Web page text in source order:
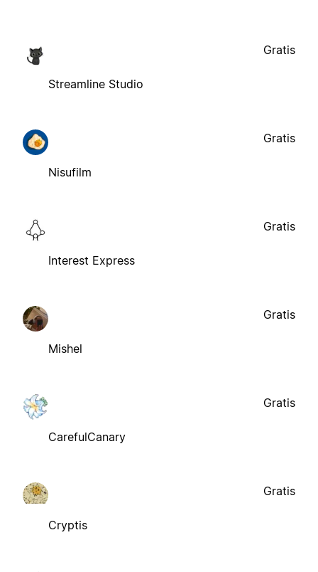
Streamline Studio
Gratis
Nisufilm
Gratis
Interest Express
Gratis
Mishel
Gratis
CarefulCanary
Gratis
Cryptis
Gratis